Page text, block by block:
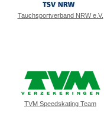
Tauchsportverband NRW e.V.
TVM Speedskating Team